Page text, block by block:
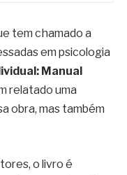
tem chamado a
em psicologia
Manual
relatado uma
obra, mas também
o livro é